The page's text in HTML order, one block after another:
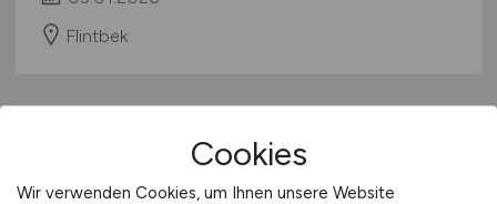
Flintbek
Cookies
Wir verwenden Cookies, um Ihnen unsere Website